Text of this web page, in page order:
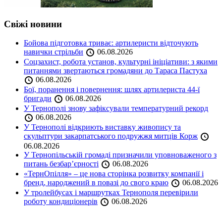
Свіжі новини
Бойова підготовка триває: артилеристи відточують
навички стрільби
06.08.2026
Соцзахист, робота установ, культурні ініціативи: з якими
питаннями звертаються громадяни до Тараса Пастуха
06.08.2026
Бої, поранення і повернення: шлях артилериста 44-ї
бригади
06.08.2026
У Тернополі знову зафіксували температурний рекорд
06.08.2026
У Тернополі відкриють виставку живопису та
скульптури закарпатського подружжя митців Корж
06.08.2026
У Тернопільській громаді призначили уповноваженого з
питань безбар’єрності
06.08.2026
«ТернОпілля» – це нова сторінка розвитку компанії і
бренд, народжений в повазі до свого краю
06.08.2026
У тролейбусах і маршрутках Тернополя перевірили
роботу кондиціонерів
06.08.2026